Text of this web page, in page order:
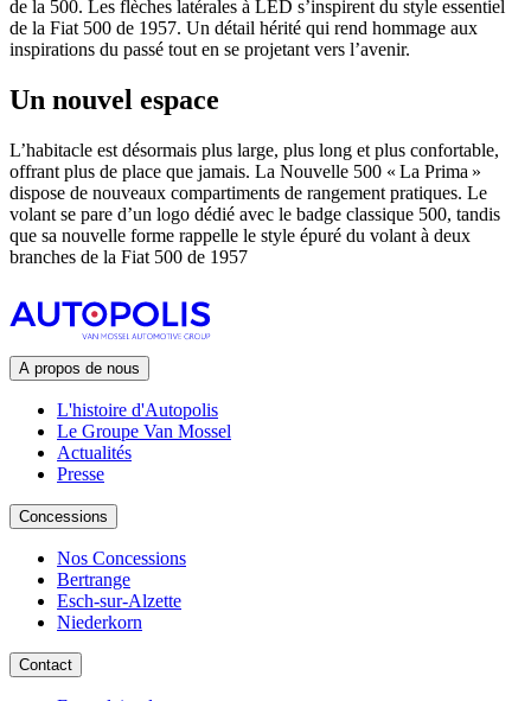
de la 500. Les flèches latérales à LED s’inspirent du style essentiel
de la Fiat 500 de 1957. Un détail hérité qui rend hommage aux
inspirations du passé tout en se projetant vers l’avenir.
Un nouvel espace
L’habitacle est désormais plus large, plus long et plus confortable,
offrant plus de place que jamais. La Nouvelle 500 « La Prima »
dispose de nouveaux compartiments de rangement pratiques. Le
volant se pare d’un logo dédié avec le badge classique 500, tandis
que sa nouvelle forme rappelle le style épuré du volant à deux
branches de la Fiat 500 de 1957
A propos de nous
L'histoire d'Autopolis
Le Groupe Van Mossel
Actualités
Presse
Concessions
Nos Concessions
Bertrange
Esch-sur-Alzette
Niederkorn
Contact